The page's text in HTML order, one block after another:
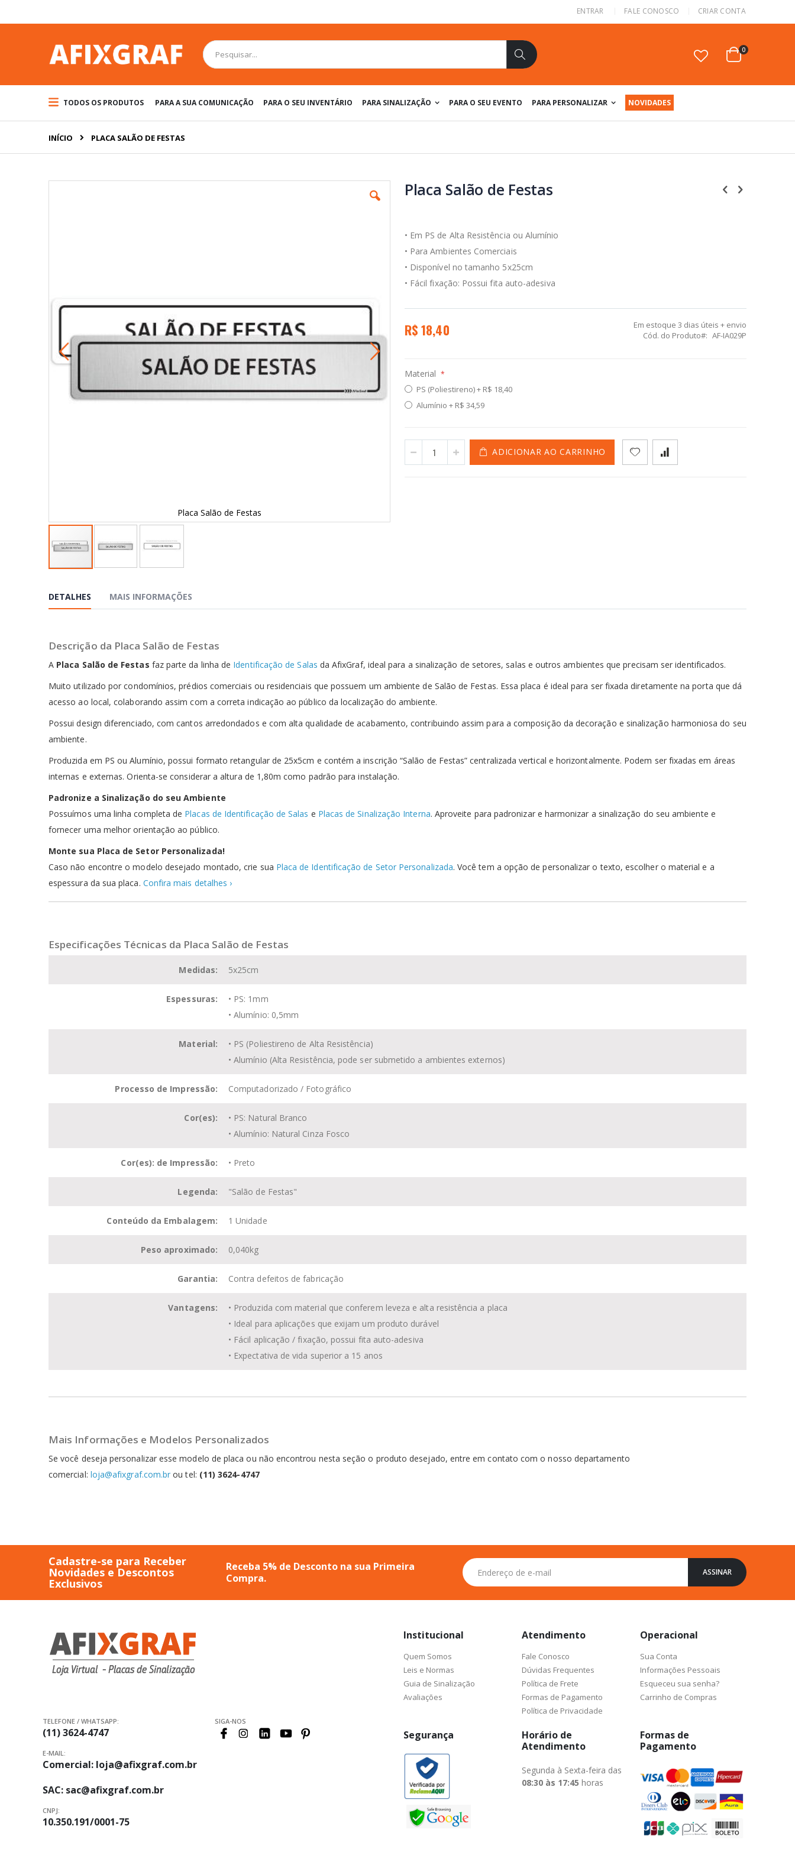
para
conteúdo
ENTRAR FALE CONOSCO CRIAR CONTA
Cart
0itens
Pesquisa
TODOS OS PRODUTOS PARA A SUA COMUNICAÇÃO PARA O SEU INVENTÁRIO PARA SINALIZAÇÃO PARA O SEU EVENTO PARA PERSONALIZAR NOVIDADES
INÍCIO PLACA SALÃO DE FESTAS
Placa Salão de Festas
o
início
imagens
Placa Salão de Festas
• Em PS de Alta Resistência ou Alumínio
• Para Ambientes Comerciais
• Disponível no tamanho 5x25cm
• Fácil fixação: Possui fita auto-adesiva
R$ 18,40 Em estoque 3 dias úteis + envio
Cód. do Produto
AF-IA029P
Material
PS (Poliestireno)+ R$ 18,40
Alumínio+ R$ 34,59
ADICIONAR AO CARRINHO
DETALHES
Descrição da Placa Salão de Festas
A Placa Salão de Festas faz parte da linha de Identificação de Salas da AfixGraf, ideal para a sinalização de setores, salas e outros ambientes que precisam ser identificados.
Muito utilizado por condomínios, prédios comerciais ou residenciais que possuem um ambiente de Salão de Festas. Essa placa é ideal para ser fixada diretamente na porta que dá
acesso ao local, colaborando assim com a correta indicação ao público da localização do ambiente.
Possui design diferenciado, com cantos arredondados e com alta qualidade de acabamento, contribuindo assim para a composição da decoração e sinalização harmoniosa do seu
ambiente.
Produzida em PS ou Alumínio, possui formato retangular de 25x5cm e contém a inscrição “Salão de Festas” centralizada vertical e horizontalmente. Podem ser fixadas em áreas
internas e externas. Orienta-se considerar a altura de 1,80m como padrão para instalação.
Padronize a Sinalização do seu Ambiente
Possuímos uma linha completa de Placas de Identificação de Salas e Placas de Sinalização Interna. Aproveite para padronizar e harmonizar a sinalização do seu ambiente e
fornecer uma melhor orientação ao público.
Monte sua Placa de Setor Personalizada!
Caso não encontre o modelo desejado montado, crie sua Placa de Identificação de Setor Personalizada. Você tem a opção de personalizar o texto, escolher o material e a
espessura da sua placa. Confira mais detalhes ›
Especificações Técnicas da Placa Salão de Festas
Medidas: 5x25cm
Espessuras:
• PS: 1mm
• Alumínio: 0,5mm
Material: • PS (Poliestireno de Alta Resistência)
• Alumínio (Alta Resistência, pode ser submetido a ambientes externos)
Processo de Impressão: Computadorizado / Fotográfico
Cor(es):
• PS: Natural Branco
• Alumínio: Natural Cinza Fosco
Cor(es): de Impressão: • Preto
Legenda: "Salão de Festas"
Conteúdo da Embalagem: 1 Unidade
Peso aproximado: 0,040kg
Garantia: Contra defeitos de fabricação
Vantagens:
• Produzida com material que conferem leveza e alta resistência a placa
• Ideal para aplicações que exijam um produto durável
• Fácil aplicação / fixação, possui fita auto-adesiva
• Expectativa de vida superior a 15 anos
Mais Informações e Modelos Personalizados
Se você deseja personalizar esse modelo de placa ou não encontrou nesta seção o produto desejado, entre em contato com o nosso departamento
comercial: loja@afixgraf.com.br ou tel: (11) 3624-4747
MAIS INFORMAÇÕES
Cadastre-se para Receber
Novidades e Descontos
Exclusivos
Receba 5% de Desconto na sua Primeira
Compra.
Inscreva-
se
na
ASSINAR
TELEFONE / WHATSAPP:
(11) 3624-4747
E-MAIL:
Comercial: loja@afixgraf.com.br
SAC: sac@afixgraf.com.br
CNPJ:
10.350.191/0001-75
SIGA-NOS
Institucional
Quem Somos
Leis e Normas
Guia de Sinalização
Avaliações
Segurança
Atendimento
Fale Conosco
Dúvidas Frequentes
Política de Frete
Formas de Pagamento
Política de Privacidade
Horário de
Atendimento
Segunda à Sexta-feira das
08:30 às 17:45 horas
Operacional
Sua Conta
Informações Pessoais
Esqueceu sua senha?
Carrinho de Compras
Formas de
Pagamento